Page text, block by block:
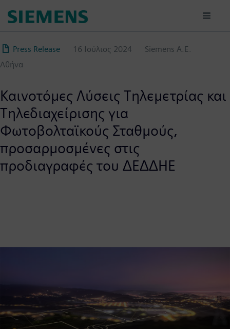
προς
κυρίως
περιεχόμενο
Press Release 16 Ιούλιος 2024
Siemens A.Ε.
Αθήνα
Καινοτόμες Λύσεις Τηλεμετρίας και
Τηλεδιαχείρισης για
Φωτοβολταϊκούς Σταθμούς,
προσαρμοσμένες στις
προδιαγραφές του ΔΕΔΔΗΕ